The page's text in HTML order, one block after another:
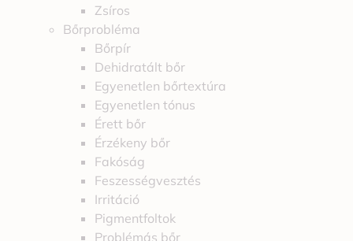
Zsíros
Bőrprobléma
Bőrpír
Dehidratált bőr
Egyenetlen bőrtextúra
Egyenetlen tónus
Érett bőr
Érzékeny bőr
Fakóság
Feszességvesztés
Irritáció
Pigmentfoltok
Problémás bőr